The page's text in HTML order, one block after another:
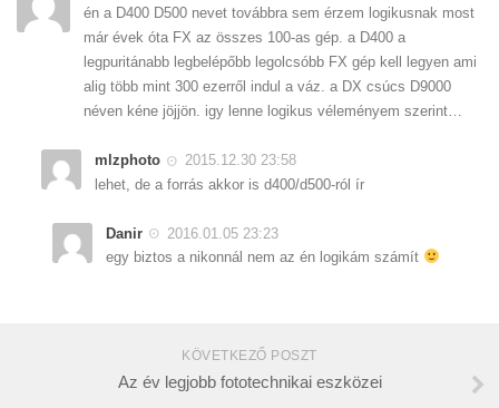
én a D400 D500 nevet továbbra sem érzem logikusnak most
már évek óta FX az összes 100-as gép. a D400 a
legpuritánabb legbelépőbb legolcsóbb FX gép kell legyen ami
alig több mint 300 ezerről indul a váz. a DX csúcs D9000
néven kéne jöjjön. igy lenne logikus véleményem szerint…
mlzphoto
2015.12.30 23:58
lehet, de a forrás akkor is d400/d500-ról ír
Danir
2016.01.05 23:23
egy biztos a nikonnál nem az én logikám számít
KÖVETKEZŐ POSZT
Az év legjobb fototechnikai eszközei